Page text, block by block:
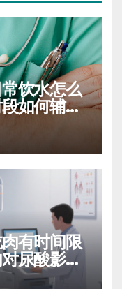
饮水怎么
如何辅助
有时间限
尿酸影响